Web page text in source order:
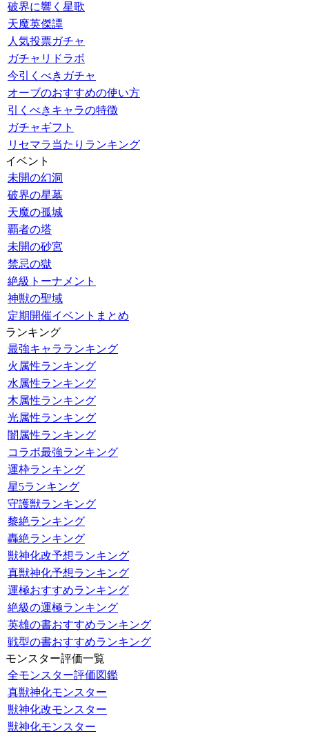
破界に響く星歌
天魔英傑譚
人気投票ガチャ
ガチャリドラボ
今引くべきガチャ
オーブのおすすめの使い方
引くべきキャラの特徴
ガチャギフト
リセマラ当たりランキング
イベント
未開の幻洞
破界の星墓
天魔の孤城
覇者の塔
未開の砂宮
禁忌の獄
絶級トーナメント
神獣の聖域
定期開催イベントまとめ
ランキング
最強キャラランキング
火属性ランキング
水属性ランキング
木属性ランキング
光属性ランキング
闇属性ランキング
コラボ最強ランキング
運枠ランキング
星5ランキング
守護獣ランキング
黎絶ランキング
轟絶ランキング
獣神化改予想ランキング
真獣神化予想ランキング
運極おすすめランキング
絶級の運極ランキング
英雄の書おすすめランキング
戦型の書おすすめランキング
モンスター評価一覧
全モンスター評価図鑑
真獣神化モンスター
獣神化改モンスター
獣神化モンスター